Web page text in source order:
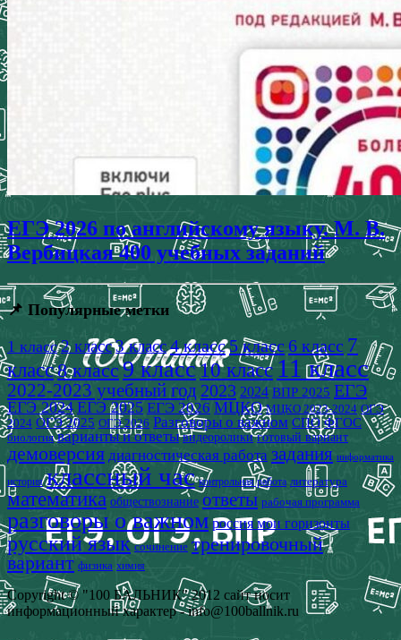
ЕГЭ 2026 по английскому языку. М. В.
Вербицкая 400 учебных заданий
📌 Популярные метки
1 класс 2 класс3 класс4 класс5 класс 6 класс 7
класс8 класс9 класс10 класс11 класс
2022-2023 учебный год 2023 2024 ВПР 2025 ЕГЭ
ЕГЭ 2024 ЕГЭ 2025 ЕГЭ 2026 МЦКО МЦКО 2023-2024 ОГЭ
2024 ОГЭ 2025 ОГЭ 2026 Разговоры о важном СПО ФГОС
биология варианты и ответы видеоролики готовый вариант
демоверсия диагностическая работа задания информатика
история классный час контрольная работа литература
математика обществознание ответы рабочая программа
разговоры о важном россия мои горизонты
русский язык сочинение тренировочный
вариант физика химия
Copyright © "100 БАЛЬНИК" 2012 сайт носит
информационный характер - info@100ballnik.ru